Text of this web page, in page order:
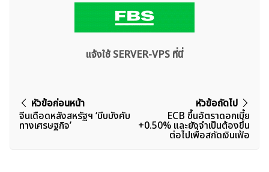
แจ้งใช้ SERVER-VPS ที่นี่
แนะแนว
เรื่อง
หัวข้อก่อนหน้า
จีนเดือดหลังสหรัฐฯ ‘บีบบังคับ
ทางเศรษฐกิจ’
หัวข้อถัดไป
ECB ขึ้นอัตราดอกเบี้ย
+0.50% และยังจำเป็นต้องขึ้น
ต่อไปเพื่อสกัดเงินเฟ้อ